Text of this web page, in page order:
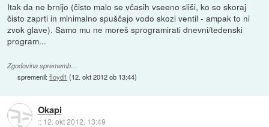
Itak da ne brnijo (čisto malo se včasih vseeno sliši, ko so skoraj
čisto zaprti in minimalno spuščajo vodo skozi ventil - ampak to ni
zvok glave). Samo mu ne moreš sprogramirati dnevni/tedenski
program...
Zgodovina sprememb…
spremenil:floyd1 (12. okt 2012 ob 13:44)
Okapi
:: 12. okt 2012, 13:49